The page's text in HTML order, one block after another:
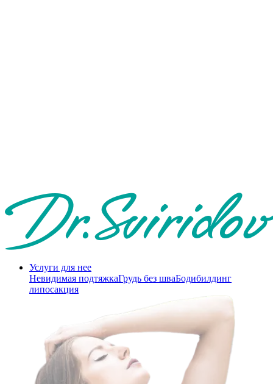
Услуги для нее
Невидимая подтяжкаГрудь без шваБодибилдинг
липосакция